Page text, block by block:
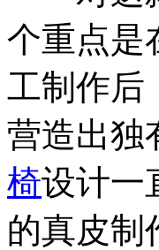
个重点是
工制作后
营造出独
椅设计一
的真皮制